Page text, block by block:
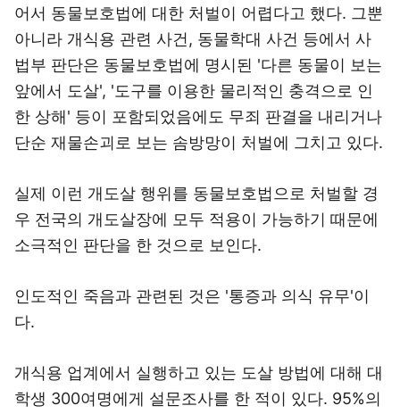
어서 동물보호법에 대한 처벌이 어렵다고 했다. 그뿐
아니라 개식용 관련 사건, 동물학대 사건 등에서 사
법부 판단은 동물보호법에 명시된 '다른 동물이 보는
앞에서 도살', '도구를 이용한 물리적인 충격으로 인
한 상해' 등이 포함되었음에도 무죄 판결을 내리거나
단순 재물손괴로 보는 솜방망이 처벌에 그치고 있다.
실제 이런 개도살 행위를 동물보호법으로 처벌할 경
우 전국의 개도살장에 모두 적용이 가능하기 때문에
소극적인 판단을 한 것으로 보인다.
인도적인 죽음과 관련된 것은 '통증과 의식 유무'이
다.
개식용 업계에서 실행하고 있는 도살 방법에 대해 대
학생 300여명에게 설문조사를 한 적이 있다. 95%의